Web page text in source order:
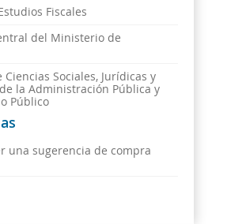
Fiscales
del Ministerio de
Sociales, Jurídicas y
la Administración Pública y
Público
una sugerencia de compra